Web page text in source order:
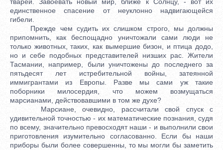
единственное спасение от неуклонно надвигающейся
гибели.
Прежде чем судить их слишком строго, мы должны
припомнить, как беспощадно уничтожали сами люди не
только животных, таких, как вымершие бизон, и птица додо,
но и себе подобных представителей низших рас. Жители
Тасмании, например, были уничтожены до последнего за
пятьдесят лет истребительной войны, затеянной
иммигрантами из Европы. Разве мы сами уж такие
поборники милосердия, что можем возмущаться
марсианами, действовавшими в том же духе?
Марсиане, очевидно, рассчитали свой спуск с
удивительной точностью - их математические познания, судя
по всему, значительно превосходят наши - и выполнили свои
приготовления изумительно согласованно. Если бы наши
приборы были более совершенны, то мы могли бы заметить